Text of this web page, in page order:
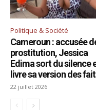
Politique & Société
Cameroun : accusée
prostitution, Jessica
Edima sort du silence
livre sa version des
22 juillet 2026